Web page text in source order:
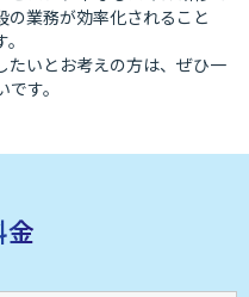
の業務が効率化されること
たいとお考えの方は、ぜひ一
す。
金